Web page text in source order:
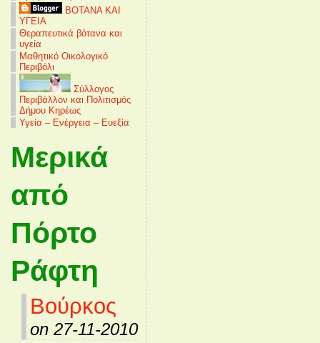
ΒΟΤΑΝΑ ΚΑΙ
ΥΓΕΙΑ
Θεραπευτικά βότανα και
υγεία
Μαθητικό Οικολογικό
Περιβόλι
Σύλλογος
Περιβάλλον και Πολιτισμός
Δήμου Κηρέως
Υγεία – Ενέργεια – Ευεξία
Μερικά
από
Πόρτο
Ράφτη
Βούρκος
on 27-11-2010